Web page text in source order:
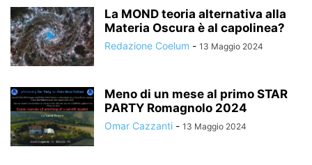
La MOND teoria alternativa alla
Materia Oscura è al capolinea?
Redazione Coelum - 13 Maggio 2024
Meno di un mese al primo STAR
PARTY Romagnolo 2024
Omar Cazzanti - 13 Maggio 2024